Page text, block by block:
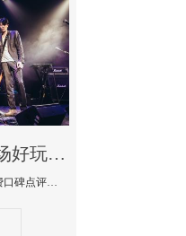
延边哪个男模鸭子场好玩陪酒服务好-M2会所KTV消费口碑点评
本文详细为你解答M2会所消费口碑点评，更多关于哪个男模鸭子场好玩陪酒服务好免费咨询1333 867 6881微信同步！